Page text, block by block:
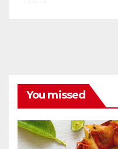
You missed